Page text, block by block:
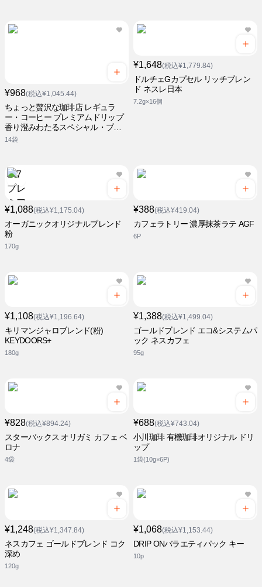
¥968(税込¥1,045.44)
ちょっと贅沢な珈琲店 レギュラ
ー・コーヒー プレミアムドリップ
香り澄みわたるスペシャル・ブレ
ンド
14袋
¥1,648(税込¥1,779.84)
ドルチェGカプセル リッチブレン
ド ネスレ日本
7.2g×16個
¥1,088(税込¥1,175.04)
オーガニックオリジナルブレンド
粉
170g
¥388(税込¥419.04)
カフェラトリー 濃厚抹茶ラテ AGF
6P
¥1,108(税込¥1,196.64)
キリマンジャロブレンド(粉)
KEYDOORS+
180g
¥1,388(税込¥1,499.04)
ゴールドブレンド エコ&システムパ
ック ネスカフェ
95g
¥828(税込¥894.24)
スターバックス オリガミ カフェ ベ
ロナ
4袋
¥688(税込¥743.04)
小川珈琲 有機珈琲オリジナル ドリ
ップ
1袋(10g×6P)
¥1,248(税込¥1,347.84)
ネスカフェ ゴールドブレンド コク
深め
120g
¥1,068(税込¥1,153.44)
DRIP ONバラエティパック キー
10p